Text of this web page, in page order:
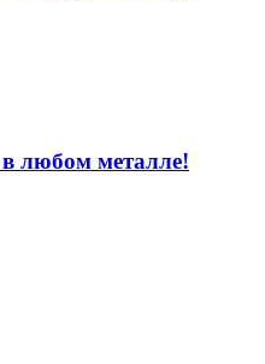
любом металле!